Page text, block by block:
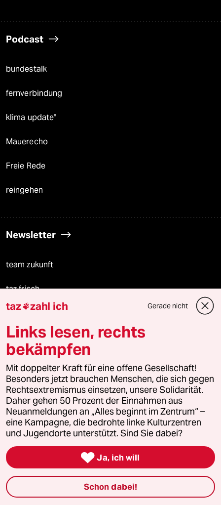
Podcast
bundestalk
fernverbindung
klima update°
Mauerecho
Freie Rede
reingehen
Newsletter
team zukunft
taz frisch
taz zahl ich
taz lab Infobrief
Veranstaltungen
Demnächst
Vor Ort
Live im Stream
Vergangene
taz zahl ich Gerade nicht
Links lesen, rechts
bekämpfen
Mit doppelter Kraft für eine offene Gesellschaft!
Besonders jetzt brauchen Menschen, die sich gegen
Rechtsextremismus einsetzen, unsere Solidarität.
Daher gehen 50 Prozent der Einnahmen aus
Neuanmeldungen an „Alles beginnt im Zentrum“ –
eine Kampagne, die bedrohte linke Kulturzentren
und Jugendorte unterstützt. Sind Sie dabei?
 Ja, ich will
Schon dabei!